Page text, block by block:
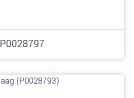
P0028797